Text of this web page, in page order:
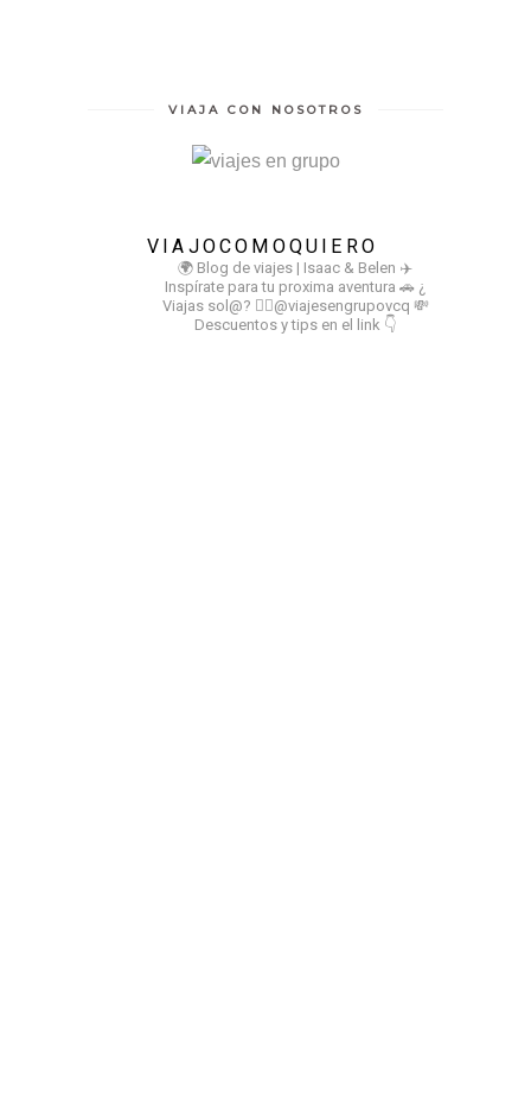
VIAJA CON NOSOTROS
VIAJOCOMOQUIERO
🌍 Blog de viajes | Isaac & Belen ✈️
Inspírate para tu proxima aventura 🚗 ¿
Viajas sol@? 👉🏻@viajesengrupovcq 💸
Descuentos y tips en el link 👇